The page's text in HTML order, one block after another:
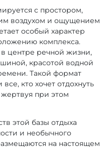
с простором,
воздухом и ощущением
особый характер
комплекса.
в центре речной жизни,
красотой водной
Такой формат
кто хочет отдохнуть
при этом
этой базы отдыха
и необычного
на настоящем